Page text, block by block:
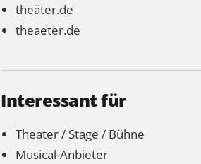
theäter.de
theaeter.de
Interessant für
Theater / Stage / Bühne
Musical-Anbieter